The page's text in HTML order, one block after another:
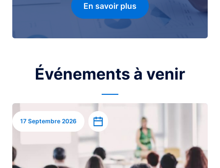
En savoir plus
Événements à venir
Image
17 Septembre 2026 Ajouter à l’agenda